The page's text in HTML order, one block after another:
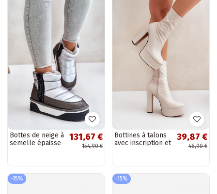
Bottes de neige à
semelle épaisse
131,67 €
154,90 €
Bottines à talons
avec inscription et
39,87 €
46,90 €
-15% -15%